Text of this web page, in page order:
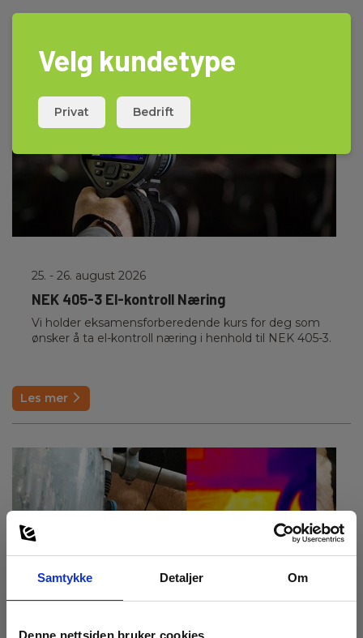
Samtykke Detaljer Om
Denne nettsiden bruker cookies
25. - 26. august 2026
NEK 405-3 El-kontroll Næring
Vi holder eksamensforberedende kurs for deg som
ønsker å ta el-kontroll næring i henhold til NEK 405-3.
Les mer
Velg kundetype
Privat Bedrift